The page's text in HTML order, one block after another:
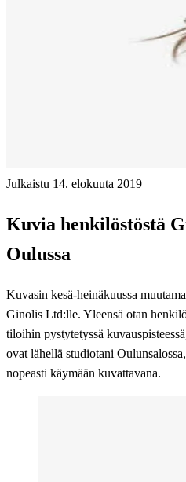
Julkaistu 14. elokuuta 2019
Kuvia henkilöstöstä
Oulussa
Kuvasin kesä-heinäkuussa
Ginolis Ltd:lle. Yleensä otan
tiloihin pystytetyssä
ovat lähellä studiotani
nopeasti käymään kuvattavana.